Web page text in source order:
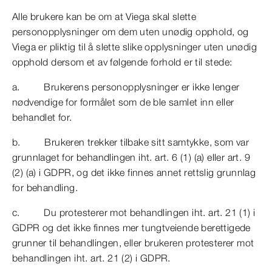
Alle brukere kan be om at Viega skal slette
personopplysninger om dem uten unødig opphold, og
Viega er pliktig til å slette slike opplysninger uten unødig
opphold dersom et av følgende forhold er til stede:
a. Brukerens personopplysninger er ikke lenger
nødvendige for formålet som de ble samlet inn eller
behandlet for.
b. Brukeren trekker tilbake sitt samtykke, som var
grunnlaget for behandlingen iht. art. 6 (1) (a) eller art. 9
(2) (a) i GDPR, og det ikke finnes annet rettslig grunnlag
for behandling.
c. Du protesterer mot behandlingen iht. art. 21 (1) i
GDPR og det ikke finnes mer tungtveiende berettigede
grunner til behandlingen, eller brukeren protesterer mot
behandlingen iht. art. 21 (2) i GDPR.